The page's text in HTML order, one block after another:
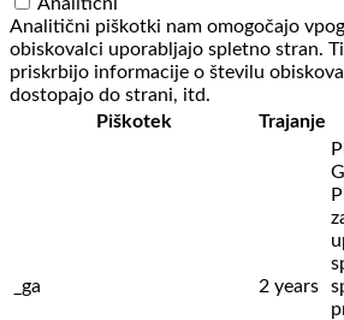
Analitični piškotki nam omogočajo
obiskovalci uporabljajo spletno stran.
priskrbijo informacije o številu
dostopajo do strani, itd.
Piškotek
Trajanje
_ga 2 years